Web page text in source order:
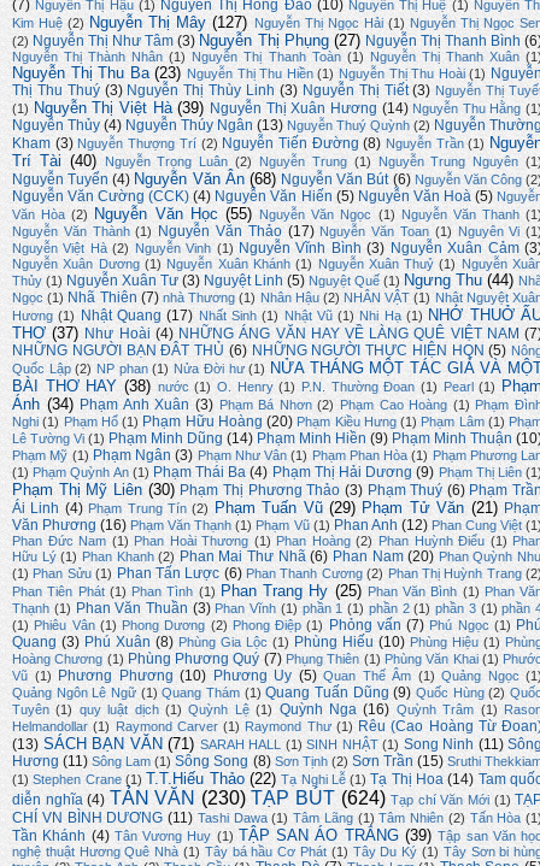
(7) Nguyễn Thị Hậu (1) Nguyễn Thị Hồng Đào (10) Nguyễn Thị Huệ (1) Nguyễn
Kim Huệ (2) Nguyễn Thị Mây (127) Nguyễn Thị Ngọc Hải (1) Nguyễn Thị Ngọc
(2) Nguyễn Thị Như Tâm (3) Nguyễn Thị Phụng (27) Nguyễn Thị Thanh Bình
Nguyễn Thị Thành Nhân (1) Nguyễn Thị Thanh Toàn (1) Nguyễn Thị Thanh Xuân
Nguyễn Thị Thu Ba (23) Nguyễn Thị Thu Hiền (1) Nguyễn Thị Thu Hoài (1)
Thị Thu Thuý (3) Nguyễn Thị Thùy Linh (3) Nguyễn Thị Tiết (3) Nguyễn Thị
(1) Nguyễn Thị Việt Hà (39) Nguyễn Thị Xuân Hương (14) Nguyễn Thu Hằng
Nguyễn Thủy (4) Nguyễn Thúy Ngân (13) Nguyễn Thuý Quỳnh (2) Nguyễn
Kham (3) Nguyễn Thượng Trí (2) Nguyễn Tiến Đường (8) Nguyễn Trần (1)
Trí Tài (40) Nguyễn Trọng Luân (2) Nguyễn Trung (1) Nguyễn Trung Nguyên
Nguyễn Tuyển (4) Nguyễn Văn Ân (68) Nguyễn Văn Bút (6) Nguyễn Văn Công
Nguyễn Văn Cường (CCK) (4) Nguyễn Văn Hiến (5) Nguyễn Văn Hoà (5)
Văn Hòa (2) Nguyễn Văn Học (55) Nguyễn Văn Ngọc (1) Nguyễn Văn Thanh
Nguyễn Văn Thành (1) Nguyễn Văn Thảo (17) Nguyễn Văn Toan (1) Nguyên Vi
Nguyễn Việt Hà (2) Nguyễn Vinh (1) Nguyễn Vĩnh Bình (3) Nguyễn Xuân Cảm
Nguyễn Xuân Dương (1) Nguyễn Xuân Khánh (1) Nguyễn Xuân Thuỷ (1) Nguyễn
Thủy (1) Nguyễn Xuân Tư (3) Nguyệt Linh (5) Nguyệt Quế (1) Ngưng Thu (44)
Ngọc (1) Nhã Thiên (7) nhà Thương (1) Nhân Hậu (2) NHÂN VẬT (1) Nhật Nguyệt
Hương (1) Nhật Quang (17) Nhất Sinh (1) Nhật Vũ (1) Nhi Hạ (1) NHỚ THUỞ
THƠ (37) Như Hoài (4) NHỮNG ÁNG VĂN HAY VỀ LÀNG QUÊ VIỆT NAM
NHỮNG NGƯỜI BẠN ĐÂT THỦ (6) NHỮNG NGƯỜI THỰC HIỆN HQN (5)
Quốc Lập (2) NP phan (1) Nửa Đời hư (1) NỬA THÁNG MỘT TÁC GIẢ VÀ
BÀI THƠ HAY (38) nước (1) O. Henry (1) P.N. Thường Đoan (1) Pearl (1)
Ánh (34) Phạm Anh Xuân (3) Phạm Bá Nhơn (2) Phạm Cao Hoàng (1) Phạm
Nghi (1) Phạm Hổ (1) Phạm Hữu Hoàng (20) Phạm Kiều Hưng (1) Phạm Lâm (1)
Lê Tường Vi (1) Phạm Minh Dũng (14) Phạm Minh Hiền (9) Phạm Minh Thuận
Phạm Mỹ (1) Phạm Ngân (3) Phạm Như Vân (1) Phạm Phan Hòa (1) Phạm Phương
(1) Phạm Quỳnh An (1) Phạm Thái Ba (4) Phạm Thị Hải Dương (9) Phạm Thị Liên
Phạm Thị Mỹ Liên (30) Phạm Thị Phương Thảo (3) Phạm Thuý (6) Phạm
Ái Linh (4) Phạm Trung Tín (2) Phạm Tuấn Vũ (29) Phạm Tử Văn (21)
Văn Phương (16) Phạm Văn Thạnh (1) Phạm Vũ (1) Phan Anh (12) Phan Cung Việt
Phan Đức Nam (1) Phan Hoài Thương (1) Phan Hoàng (2) Phan Huỳnh Điểu (1)
Hữu Lý (1) Phan Khanh (2) Phan Mai Thư Nhã (6) Phan Nam (20) Phan Quỳnh
(1) Phan Sửu (1) Phan Tấn Lược (6) Phan Thanh Cương (2) Phan Thị Huỳnh Trang
Phan Tiên Phát (1) Phan Tình (1) Phan Trang Hy (25) Phan Văn Bình (1) Phan
Thạnh (1) Phan Văn Thuần (3) Phan Vĩnh (1) phần 1 (1) phần 2 (1) phần 3 (1) phần
(1) Phiêu Vân (1) Phong Dương (2) Phong Điệp (1) Phỏng vấn (7) Phú Ngọc (1)
Quang (3) Phú Xuân (8) Phùng Gia Lộc (1) Phùng Hiếu (10) Phùng Hiệu (1)
Hoàng Chương (1) Phùng Phương Quý (7) Phụng Thiên (1) Phùng Văn Khai (1)
Vũ (1) Phương Phương (10) Phương Uy (5) Quan Thế Âm (1) Quảng Ngọc
Quảng Ngôn Lê Ngữ (1) Quang Thám (1) Quang Tuấn Dũng (9) Quốc Hùng (2)
Tuyên (1) quy luật dịch (1) Quỳnh Lệ (1) Quỳnh Nga (16) Quỳnh Trâm (1)
Helmandollar (1) Raymond Carver (1) Raymond Thư (1) Rêu (Cao Hoàng Từ
(13) SÁCH BẠN VĂN (71) SARAH HALL (1) SINH NHẬT (1) Song Ninh (11)
Hương (11) Sông Lam (1) Sông Song (8) Sơn Tịnh (2) Sơn Trần (15) Sruthi
(1) Stephen Crane (1) T.T.Hiếu Thảo (22) Tạ Nghi Lễ (1) Tạ Thị Hoa (14) Tam
diễn nghĩa (4) TẢN VĂN (230) TẠP BÚT (624) Tạp chí Văn Mới (1)
CHÍ VN BÌNH DƯƠNG (11) Tashi Dawa (1) Tâm Lãng (1) Tâm Nhiên (2) Tấn Hòa
Tần Khánh (4) Tân Vương Huy (1) TẬP SAN ÁO TRẮNG (39) Tập san Văn
nghệ thuật Hương Quê Nhà (1) Tây bá hầu Cơ Phát (1) Tây Du Ký (1) Tây Sơn bi